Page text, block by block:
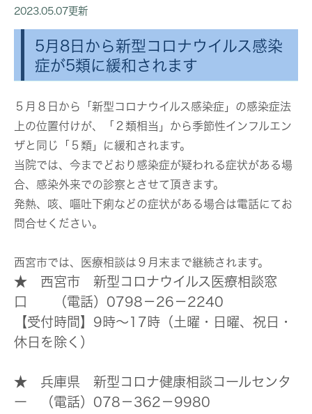
2023.05.07更新
5月8日から新型コロナウイルス感染
症が5類に緩和されます
５月８日から「新型コロナウイルス感染症」の感染症法
上の位置付けが、「２類相当」から季節性インフルエン
ザと同じ「５類」に緩和されます。
当院では、今までどおり感染症が疑われる症状がある場
合、感染外来での診察とさせて頂きます。
発熱、咳、嘔吐下痢などの症状がある場合は電話にてお
問合せください。
西宮市では、医療相談は９月末まで継続されます。
★ 西宮市 新型コロナウイルス医療相談窓
口 （電話）0798－26－2240
【受付時間】9時～17時（土曜・日曜、祝日・
休日を除く）
★ 兵庫県 新型コロナ健康相談コールセンタ
ー （電話）078－362－9980